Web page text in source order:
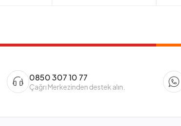
0850 307 10 77
Çağrı Merkezinden destek alın.